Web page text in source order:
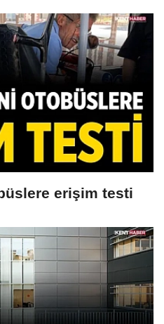
erişim testi